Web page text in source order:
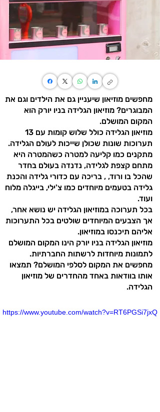
מחפשים מוזיאון שיעניין גם את הילדים וגם את
המבוגרים? מוזיאון הגלידה בניו יורק הוא
המקום המושלם.
מוזיאון הגלידה כולל שלוש קומות עם 13
תערוכות שונות שכולן שייכות לעולם הגלידה.
מתקנים כמו קליעה למטרה כשהמטרה היא
מתחם קצפת לגלידה, נדנדה בעולם בחדר
שהכל בו ורוד, , בריכה עם כדורי גלידה והכנת
גלידה בטעמים מיוחדים כמו צ'ילי, בייגלה מלוח
ועוד.
בכל תערוכה במוזיאון הגלידה יש נושא אחר,
אך הצבעים המיוחדים שולטים בכל התערוכות
אליהם תיכנסו במוזיאון.
מוזיאון הגלידה בניו יורק הינו המקום המושלם
לתמונות מיוחדות לרשתות החברתיות.
מחפשים את המקום לסלפי המושלם? תמצאו
אותו בוודאות באחד מהחדרים של מוזיאון
הגלידה.
https://www.youtube.com/watch?v=RT6PGSi7jxQ